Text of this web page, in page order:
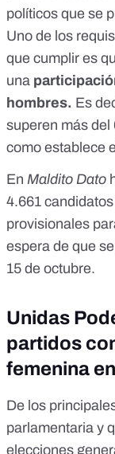
políticos que se
Uno de los
que cumplir es
una
hombres. Es
superen más del
como establece
En Maldito Dato
4.661
provisionales
espera de que
15 de octubre.
Unidas
partidos
femenina
De los
parlamentaria y
elecciones